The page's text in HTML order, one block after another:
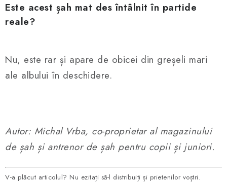
Este acest șah mat des întâlnit în partide
reale?
Nu, este rar și apare de obicei din greșeli mari
ale albului în deschidere.
Autor: Michal Vrba, co-proprietar al magazinului
de șah și antrenor de șah pentru copii și juniori.
V-a plăcut articolul? Nu ezitați să-l distribuiți și prietenilor voștri.